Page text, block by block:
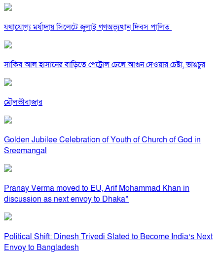
যথাযোগ্য মর্যাদায় সিলেটে জুলাই গণঅভ্যুত্থান দিবস পালিত
সাকিব আল হাসানের বাড়িতে পেট্রোল ঢেলে আগুন দেওয়ার চেষ্টা, ভাঙচুর
মৌলভীবাজার
Golden Jubilee Celebration of Youth of Church of God in
Sreemangal
Pranay Verma moved to EU, Arif Mohammad Khan in
discussion as next envoy to Dhaka”
Political Shift: Dinesh Trivedi Slated to Become India’s Next
Envoy to Bangladesh